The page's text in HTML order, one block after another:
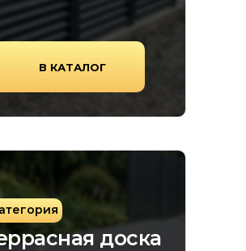
доска
В КАТАЛОГ